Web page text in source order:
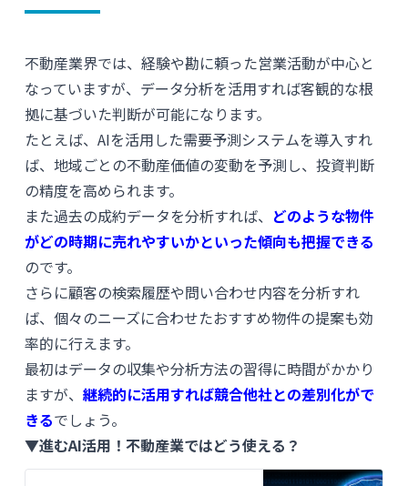
不動産業界では、経験や勘に頼った営業活動が中心と
なっていますが、データ分析を活用すれば客観的な根
拠に基づいた判断が可能になります。
たとえば、AIを活用した需要予測システムを導入すれ
ば、地域ごとの不動産価値の変動を予測し、投資判断
の精度を高められます。
また過去の成約データを分析すれば、 どのような物件
がどの時期に売れやすいかといった傾向も把握できる
のです。
さらに顧客の検索履歴や問い合わせ内容を分析すれ
ば、個々のニーズに合わせたおすすめ物件の提案も効
率的に行えます。
最初はデータの収集や分析方法の習得に時間がかかり
ますが、 継続的に活用すれば競合他社との差別化がで
きるでしょう。
▼進むAI活用！不動産業ではどう使える？